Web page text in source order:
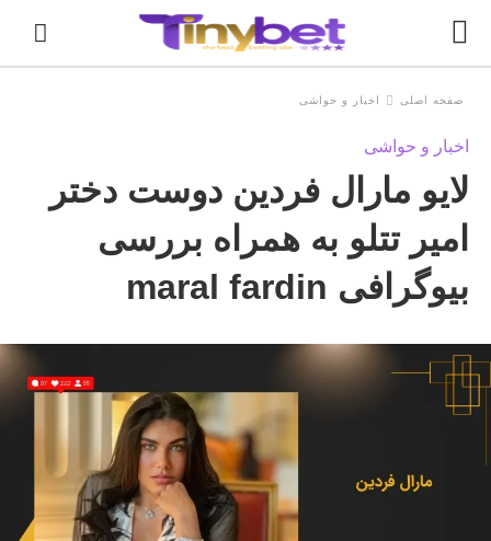
صفحه اصلی اخبار و حواشی
اخبار و حواشی
لایو مارال فردین دوست دختر
امیر تتلو به همراه بررسی
بیوگرافی maral fardin